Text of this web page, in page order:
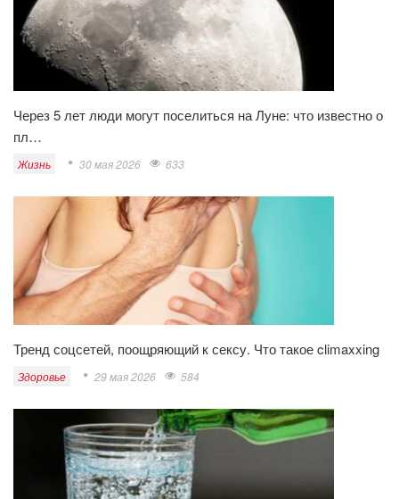
Через 5 лет люди могут поселиться на Луне: что известно о
пл…
Жизнь 30 мая 2026 633
Тренд соцсетей, поощряющий к сексу. Что такое climaxxing
Здоровье 29 мая 2026 584